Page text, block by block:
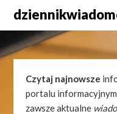
content
Czytaj najnowsze
portalu informacyjnym
zawsze aktualne